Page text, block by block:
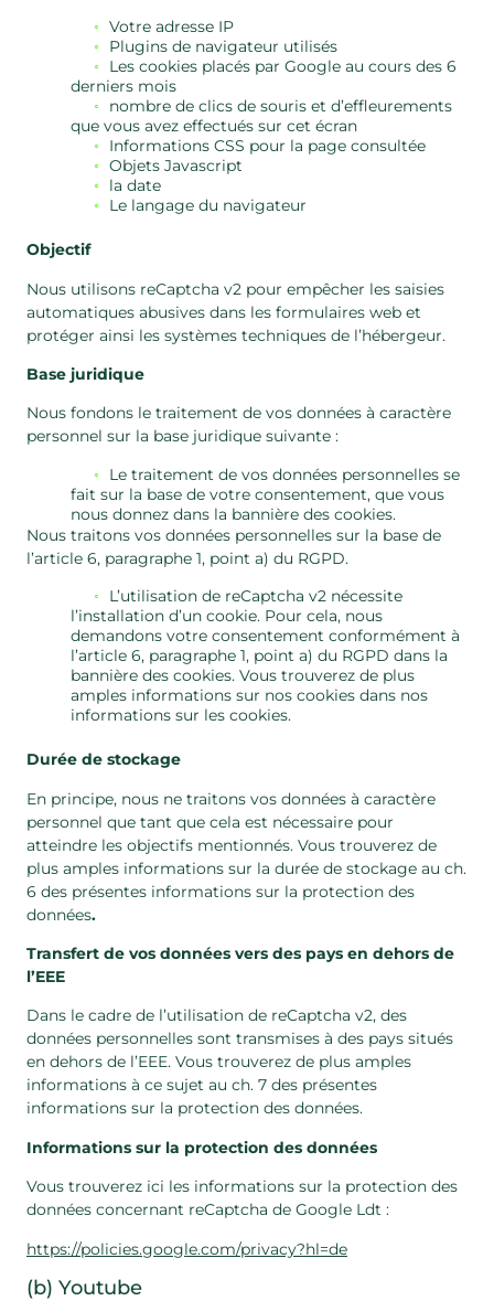
Votre adresse IP
Plugins de navigateur utilisés
Les cookies placés par Google au cours des 6
derniers mois
nombre de clics de souris et d’effleurements
que vous avez effectués sur cet écran
Informations CSS pour la page consultée
Objets Javascript
la date
Le langage du navigateur
Objectif
Nous utilisons reCaptcha v2 pour empêcher les saisies
automatiques abusives dans les formulaires web et
protéger ainsi les systèmes techniques de l’hébergeur.
Base juridique
Nous fondons le traitement de vos données à caractère
personnel sur la base juridique suivante :
Le traitement de vos données personnelles se
fait sur la base de votre consentement, que vous
nous donnez dans la bannière des cookies.
Nous traitons vos données personnelles sur la base de
l’article 6, paragraphe 1, point a) du RGPD.
L’utilisation de reCaptcha v2 nécessite
l’installation d’un cookie. Pour cela, nous
demandons votre consentement conformément à
l’article 6, paragraphe 1, point a) du RGPD dans la
bannière des cookies. Vous trouverez de plus
amples informations sur nos cookies dans nos
informations sur les cookies.
Durée de stockage
En principe, nous ne traitons vos données à caractère
personnel que tant que cela est nécessaire pour
atteindre les objectifs mentionnés. Vous trouverez de
plus amples informations sur la durée de stockage au ch.
6 des présentes informations sur la protection des
données.
Transfert de vos données vers des pays en dehors de
l’EEE
Dans le cadre de l’utilisation de reCaptcha v2, des
données personnelles sont transmises à des pays situés
en dehors de l’EEE. Vous trouverez de plus amples
informations à ce sujet au ch. 7 des présentes
informations sur la protection des données.
Informations sur la protection des données
Vous trouverez ici les informations sur la protection des
données concernant reCaptcha de Google Ldt :
https://policies.google.com/privacy?hl=de
(b) Youtube